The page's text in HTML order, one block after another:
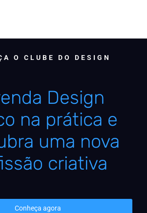
O CLUBE DO DESIGN
Design
na prática e
uma nova
criativa
Conheça agora